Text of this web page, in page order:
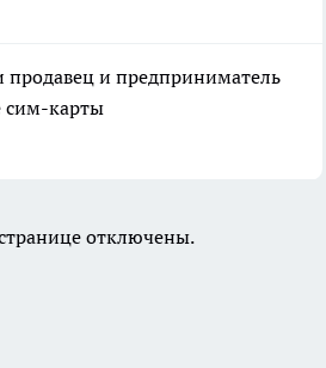
продавец и предприниматель
сим-карты
отключены.